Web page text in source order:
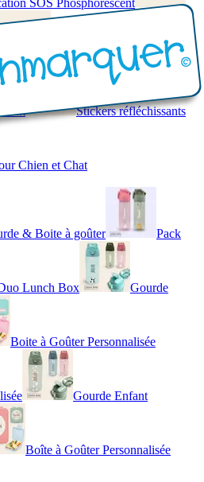
SOS Phosphorescent
Bracelet Personnalisé en cuir
Stickers réfléchissants
Chien et Chat
& Boite à goûter Pack
Lunch Box Gourde
Boite à Goûter Personnalisée
Gourde Enfant
Boîte à Goûter Personnalisée